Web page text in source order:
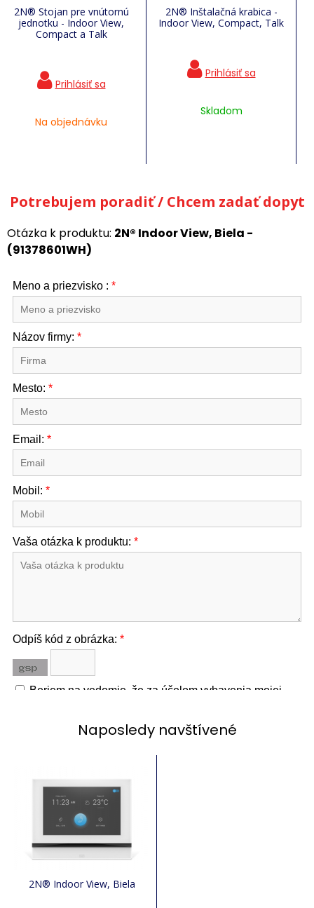
2N® Stojan pre vnútornú
jednotku - Indoor View,
Compact a Talk
Na objednávku
2N® Inštalačná krabica -
Indoor View, Compact, Talk
Skladom
Potrebujem poradiť / Chcem zadať dopyt
Otázka k produktu: 2N® Indoor View, Biela -
(91378601WH)
Naposledy navštívené
2N® Indoor View, Biela